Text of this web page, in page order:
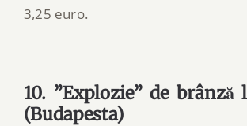
3,25 euro.
10. ”Explozie” de brânză
(Budapesta)